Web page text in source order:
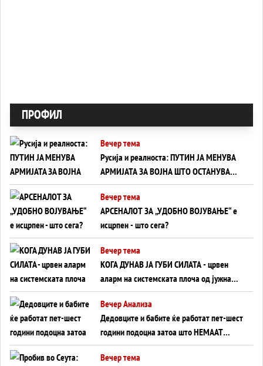
ПРОФИЛ
Вечер тема
Русија и реалноста: ПУТИН ЈА МЕНУВА
АРМИЈАТА ЗА ВОЈНА ШТО ОСТАНУВА
БЕЗ ФРОНТ
Вечер тема
АРСЕНАЛОТ ЗА „УДОБНО ВОЈУВАЊЕ“ е
исцрпен - што сега?
Вечер тема
КОГА ДУНАВ ЈА ГУБИ СИЛАТА - црвен
аларм на системската плоча од јужна
Германија до Црното Море...
Вечер Анализа
Дедовците и бабите ќе работат пет-шест
години подоцна затоа што НЕМААТ
ВНУЦИ ДА ГИ ЗАМЕНАТ
Вечер тема